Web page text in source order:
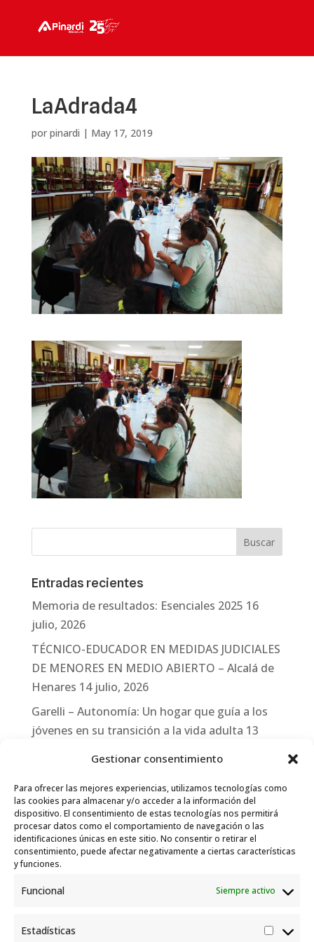
Gestionar consentimiento
Para ofrecer las mejores experiencias, utilizamos tecnologías como
las cookies para almacenar y/o acceder a la información del
dispositivo. El consentimiento de estas tecnologías nos permitirá
procesar datos como el comportamiento de navegación o las
identificaciones únicas en este sitio. No consentir o retirar el
consentimiento, puede afectar negativamente a ciertas características
y funciones.
Funcional Siempre activo
Estadísticas
LaAdrada4
por pinardi | May 17, 2019
Entradas recientes
Memoria de resultados: Esenciales 2025 16
julio, 2026
TÉCNICO-EDUCADOR EN MEDIDAS JUDICIALES
DE MENORES EN MEDIO ABIERTO – Alcalá de
Henares 14 julio, 2026
Garelli – Autonomía: Un hogar que guía a los
jóvenes en su transición a la vida adulta 13
Garelli-Refugio: Acciones de empleo en el
marco del Sistema de Acogida de Protección
Internacional 10 julio, 2026